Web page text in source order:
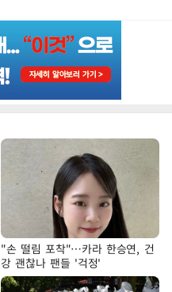
"손 떨림 포착"…카라 한승연, 건
강 괜찮나 팬들 '걱정'